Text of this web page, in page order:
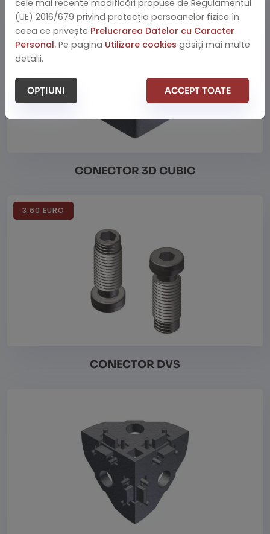
Vezi detalii
Vezi detalii
CONECTOR 3D CUBIC
3.60 EURO
Vezi detalii
CONECTOR DVS
cele mai recente modificări propuse de Regulamentul
(UE) 2016/679 privind protecția persoanelor fizice în
ceea ce privește Prelucrarea Datelor cu Caracter
Personal. Pe pagina Utilizare cookies găsiți mai multe
detalii.
OPȚIUNI ACCEPT TOATE